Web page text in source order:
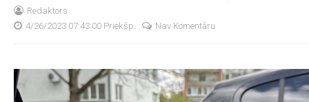
Redaktors
4/26/2023 07:43:00 Priekšp.
Nav Komentāru